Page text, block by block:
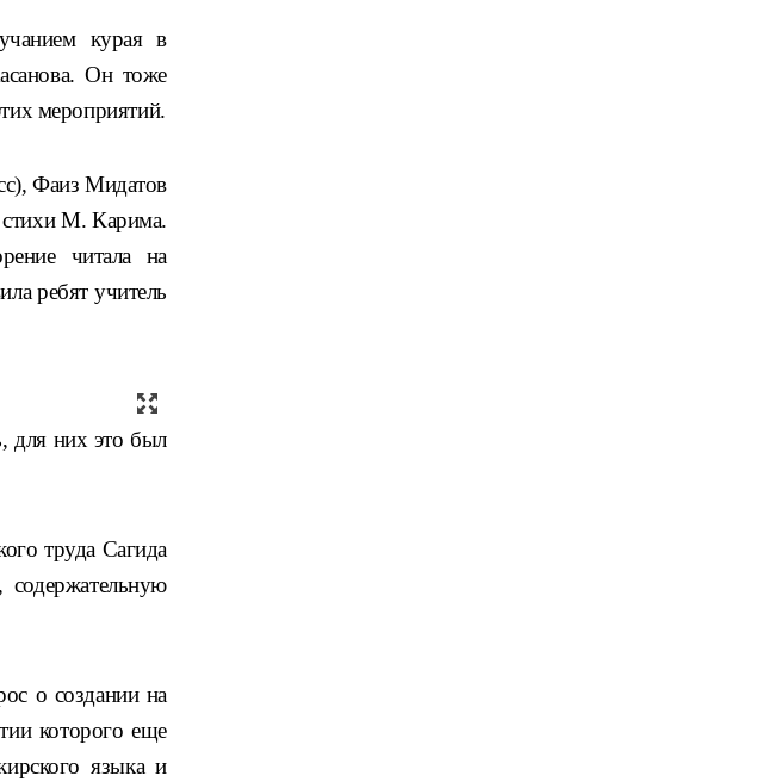
курая в
Он тоже
мероприятий.
Фаиз Мидатов
стихи М. Карима.
читала на
ребят учитель
для них это был
труда Сагида
содержательную
о создании на
которого еще
языка и